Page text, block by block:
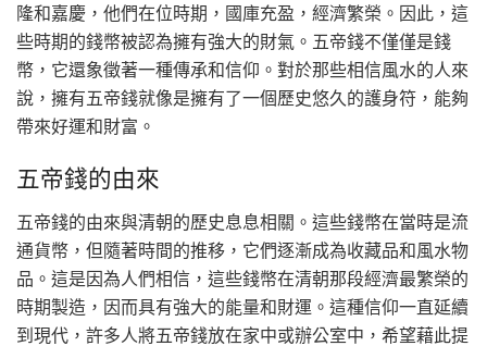
隆和嘉慶，他們在位時期，國庫充盈，經濟繁榮。因此，這
些時期的錢幣被認為擁有強大的財氣。五帝錢不僅僅是錢
幣，它還象徵著一種傳承和信仰。對於那些相信風水的人來
說，擁有五帝錢就像是擁有了一個歷史悠久的護身符，能夠
帶來好運和財富。
五帝錢的由來
五帝錢的由來與清朝的歷史息息相關。這些錢幣在當時是流
通貨幣，但隨著時間的推移，它們逐漸成為收藏品和風水物
品。這是因為人們相信，這些錢幣在清朝那段經濟最繁榮的
時期製造，因而具有強大的能量和財運。這種信仰一直延續
到現代，許多人將五帝錢放在家中或辦公室中，希望藉此提